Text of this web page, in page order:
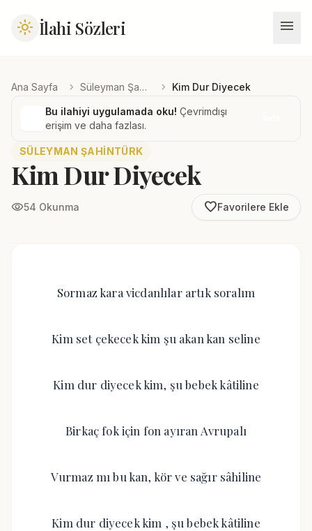
light_mode İlahi Sözleri menu
Ana Sayfa chevron_right Süleyman Şahintürk chevron_right Kim Dur Diyecek
Bu ilahiyi uygulamada oku! Çevrimdışı
erişim ve daha fazlası.
SÜLEYMAN ŞAHINTÜRK
Kim Dur Diyecek
visibility54 Okunma favorite_borderFavorilere Ekle
Sormaz kara vicdanlılar artık soralım
Kim set çekecek kim şu akan kan seline
Kim dur diyecek kim, şu bebek kâtiline
Birkaç fok için fon ayıran Avrupalı
Vurmaz mı bu kan, kör ve sağır sâhiline
Kim dur diyecek kim , şu bebek kâtiline